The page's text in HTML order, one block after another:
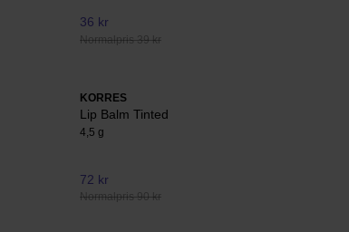
36 kr
Normalpris 39 kr
KORRES
Lip Balm Tinted
4,5 g
72 kr
Normalpris 90 kr